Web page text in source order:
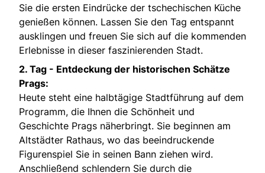
Sie die ersten Eindrücke der tschechischen Küche
genießen können. Lassen Sie den Tag entspannt
ausklingen und freuen Sie sich auf die kommenden
Erlebnisse in dieser faszinierenden Stadt.
2. Tag - Entdeckung der historischen Schätze
Prags:
Heute steht eine halbtägige Stadtführung auf dem
Programm, die Ihnen die Schönheit und
Geschichte Prags näherbringt. Sie beginnen am
Altstädter Rathaus, wo das beeindruckende
Figurenspiel Sie in seinen Bann ziehen wird.
Anschließend schlendern Sie durch die